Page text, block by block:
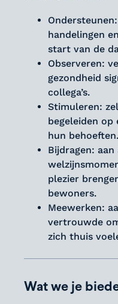
handelingen
start van de
Observeren:
gezondheid
collega’s.
Stimuleren:
begeleiden op
hun behoeften.
Bijdragen:
plezier
bewoners.
Meewerken:
vertrouwde
zich thuis
Wat we je